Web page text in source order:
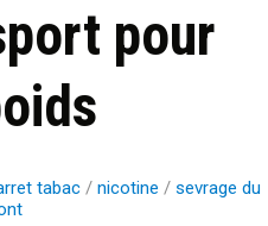
pour
tabac/ nicotine / sevrage du